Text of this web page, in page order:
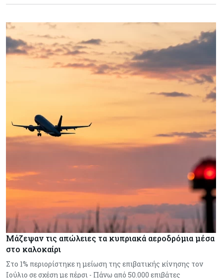
Μάζεψαν τις απώλειες τα κυπριακά αεροδρόμια μέσα
στο καλοκαίρι
Στο 1% περιορίστηκε η μείωση της επιβατικής κίνησης τον
Ιούλιο σε σχέση με πέρσι - Πάνω από 50.000 επιβάτες